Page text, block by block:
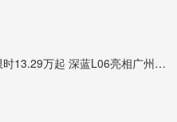
亨利投资 限时13.29万起 深蓝L06亮相广州车展